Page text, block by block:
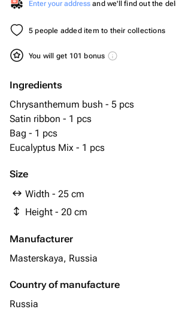
Enter your address and we'll find out the
5 people added item to their collections
You will get 101 bonus
Ingredients
Chrysanthemum bush - 5 pcs
Satin ribbon - 1 pcs
Bag - 1 pcs
Eucalyptus Mix - 1 pcs
Size
Width - 25 cm
Height - 20 cm
Manufacturer
Masterskaya, Russia
Country of manufacture
Russia